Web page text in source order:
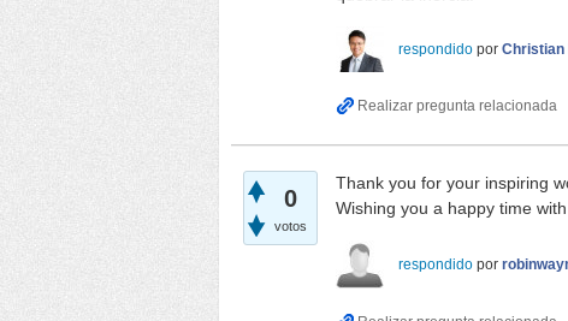
respondido por Christian
0
votos
Thank you for your inspiring
Wishing you a happy time
respondido por